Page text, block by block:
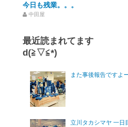
今日も残業。。。
中田屋
最近読まれてます
d(≧▽≦*)
また事後報告ですよ
立川タカシマヤ 一日